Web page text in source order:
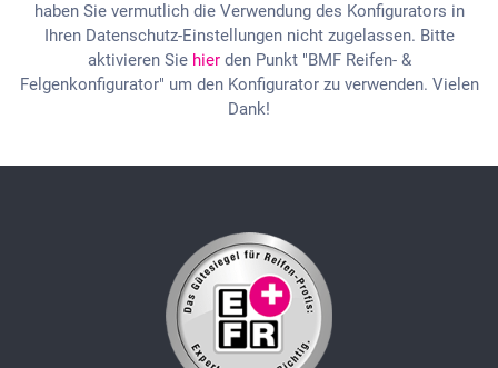
haben Sie vermutlich die Verwendung des Konfigurators in
Ihren Datenschutz-Einstellungen nicht zugelassen. Bitte
aktivieren Sie hierden Punkt "BMF Reifen- &
Felgenkonfigurator" um den Konfigurator zu verwenden. Vielen
Dank!